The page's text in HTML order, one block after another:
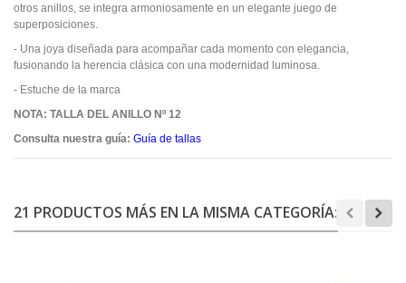
otros anillos, se integra armoniosamente en un elegante juego de
superposiciones.
- Una joya diseñada para acompañar cada momento con elegancia,
fusionando la herencia clásica con una modernidad luminosa.
- Estuche de la marca
NOTA: TALLA DEL ANILLO Nº 12
Consulta nuestra guía: Guía de tallas
21 PRODUCTOS MÁS EN LA MISMA CATEGORÍA: